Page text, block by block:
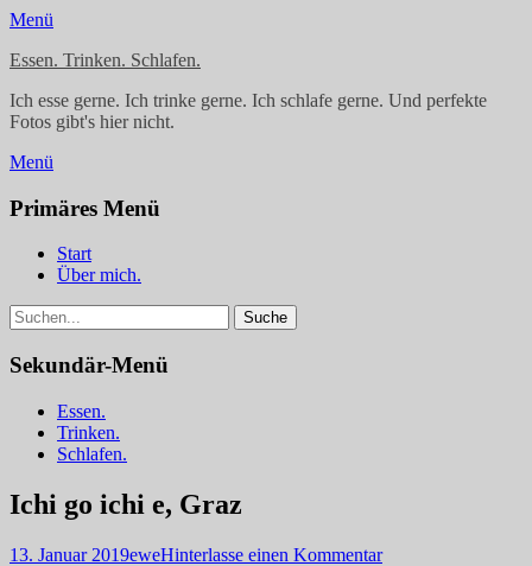
Menü
Essen. Trinken. Schlafen.
Ich esse gerne. Ich trinke gerne. Ich schlafe gerne. Und perfekte
Fotos gibt's hier nicht.
Menü
Primäres Menü
Springe
zum
Start
Über mich.
Suchen
Suche
nach:
Sekundär-Menü
Springe
zum
Inhalt
Essen.
Trinken.
Schlafen.
Ichi go ichi e, Graz
Posted
13. Januar 2019Autor
eweHinterlasse einen Kommentar